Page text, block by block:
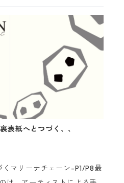
表紙へとつづく、、
マリーナチェーン-P1/P8最